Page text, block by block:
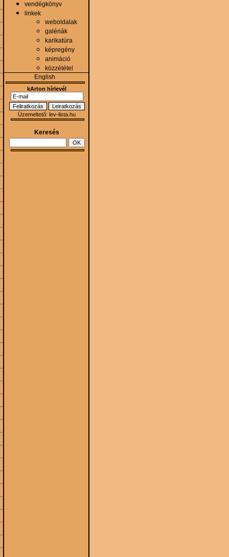
vendégkönyv
linkek
weboldalak
galériák
karikatúra
képregény
animáció
közzététel
English
kArton hírlevél
Üzemeltető: lev-lista.hu
Keresés